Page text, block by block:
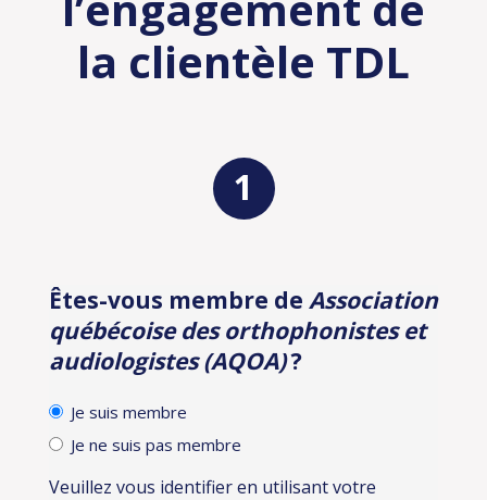
la clientèle TDL
Identification
Êtes-vous membre de Association
québécoise des orthophonistes et
audiologistes (AQOA)?
Je suis membre
Je ne suis pas membre
Veuillez vous identifier en utilisant votre